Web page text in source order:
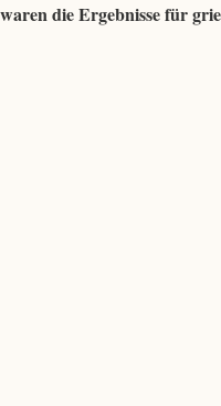
die Ergebnisse für